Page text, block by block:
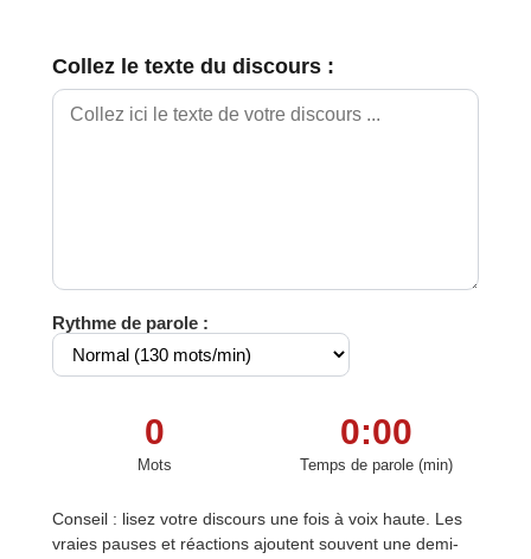
Collez le texte du discours :
Rythme de parole :
0
Mots
0:00
Temps de parole (min)
Conseil : lisez votre discours une fois à voix haute. Les
vraies pauses et réactions ajoutent souvent une demi-